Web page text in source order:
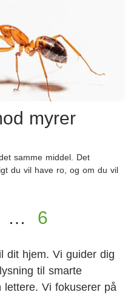
myrer
samme middel. Det
du vil have ro, og om du vil
… 6
dit hjem. Vi guider dig
til smarte
lettere. Vi fokuserer på